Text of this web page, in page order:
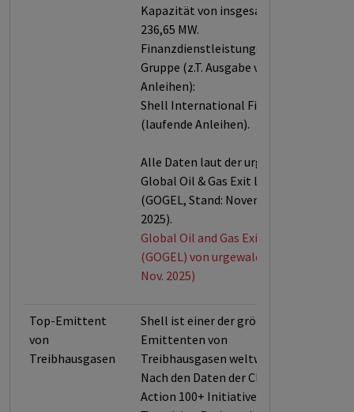
Kapazität von insgesamt
236,65 MW.
Finanzdienstleistungen für die
Gruppe (z.T. Ausgabe von
Anleihen):
Shell International Finance BV
(laufende Anleihen).
Alle Daten laut der urgewald
Global Oil & Gas Exit List
(GOGEL, Stand: November
2025).
Global Oil and Gas Exit List
(GOGEL) von urgewald (Stand:
Nov. 2025)
Top-Emittent
von
Treibhausgasen
Shell ist einer der größten
Emittenten von
Treibhausgasen weltweit.
Nach den Daten der Climate
Action 100+ Initiative bzw. der